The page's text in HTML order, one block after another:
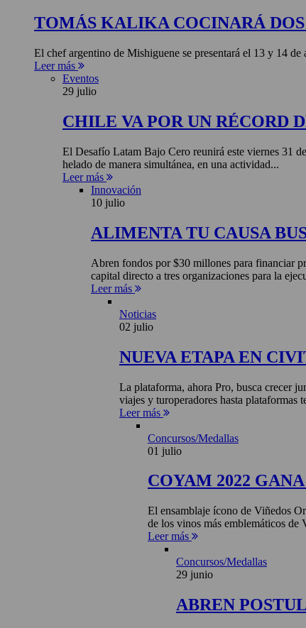
TOMÁS KALIKA COCINARÁ
El chef argentino de Mishiguene se presentará el 13 y 14
Leer más
Eventos
29 julio
CHILE VA POR UN RÉCORD
El Desafío Latam Bajo Cero reunirá este viernes 31
helado de manera simultánea, en una actividad...
Leer más
Innovación
10 julio
ALIMENTA TU CAUSA
Abren fondos por $30 millones para financiar
capital directo a tres organizaciones para la
Leer más
Noticias
02 julio
NUEVA ETAPA EN
La plataforma, ahora Pro, busca crecer
viajes y turoperadores hasta plataformas
Leer más
Concursos/Medallas
01 julio
COYAM 2022
El ensamblaje ícono de Viñedos
de los vinos más emblemáticos
Leer más
Concursos/Medallas
29 junio
ABREN